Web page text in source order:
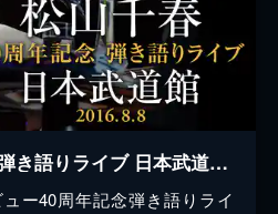
松山千春40周年記念弾き語りライブ 日本武道館 2016.8.8
ー40周年記念弾き語りライ